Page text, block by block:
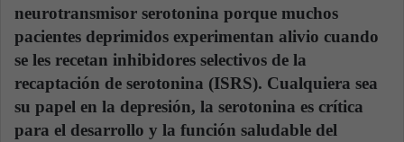
neurotransmisor serotonina porque muchos
pacientes deprimidos experimentan alivio cuando
se les recetan inhibidores selectivos de la
recaptación de serotonina (ISRS). Cualquiera sea
su papel en la depresión, la serotonina es crítica
para el desarrollo y la función saludable del